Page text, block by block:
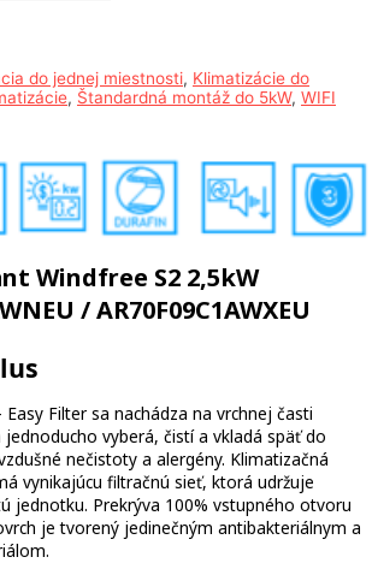
do jednej miestnosti, Klimatizácie do
, Štandardná montáž do 5kW, WIFI
Windfree S2 2,5kW
/ AR70F09C1AWXEU
Filter sa nachádza na vrchnej časti
jednoducho vyberá, čistí a vkladá späť do
nečistoty a alergény. Klimatizačná
vynikajúcu filtračnú sieť, ktorá udržuje
jednotku. Prekrýva 100% vstupného otvoru
je tvorený jedinečným antibakteriálnym a